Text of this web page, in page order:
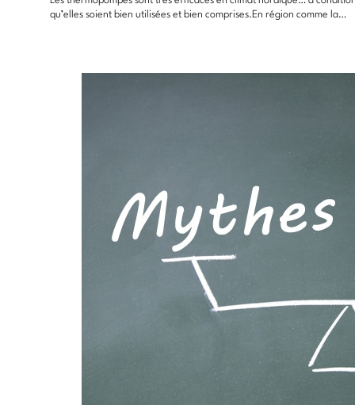
qu’elles soient bien utilisées et bien comprises.En région comme la…